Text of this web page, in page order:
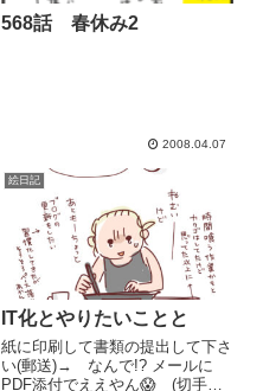
568話 春休み2
2008.04.07
絵日記
IT化とやりたいことと
紙に印刷して書類の提出して下さ
い(郵送)→ なんで!? メールに
PDF添付でええやん😱 (切手代